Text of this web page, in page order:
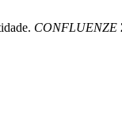
CONFLUENZE